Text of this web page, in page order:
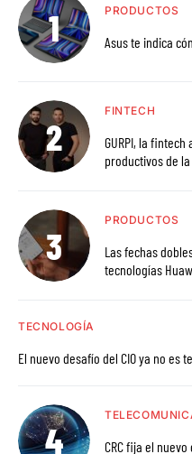
PRODUCTOS
Asus te indica
FINTECH
GURPI, la fintech argentina,
productivos de
PRODUCTOS
Las fechas
tecnologías
TECNOLOGÍA
El nuevo desafío del CIO ya no es
CRC fija el